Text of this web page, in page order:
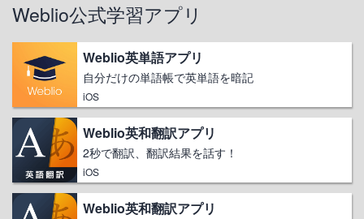
Weblio公式学習アプリ
Weblio英単語アプリ
自分だけの単語帳で英単語を暗記
iOS
Weblio英和翻訳アプリ
2秒で翻訳、翻訳結果を話す！
iOS
Weblio英和翻訳アプリ